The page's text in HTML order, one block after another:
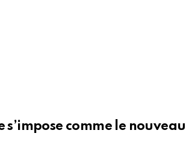
comme le nouveau